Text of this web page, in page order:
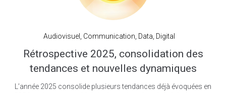
Audiovisuel Communication Data Digital
Rétrospective 2025, consolidation des
tendances et nouvelles dynamiques
L’année 2025 consolide plusieurs tendances déjà évoquées en